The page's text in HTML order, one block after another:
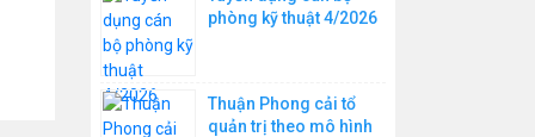
phòng kỹ thuật 4/2026
Thuận Phong cải tổ
quản trị theo mô hình